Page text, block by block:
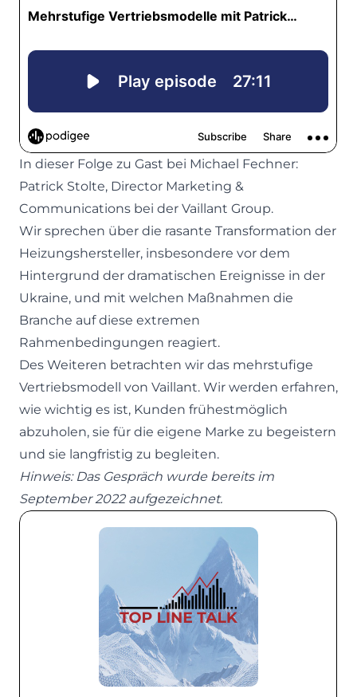
In dieser Folge zu Gast bei Michael Fechner:
Patrick Stolte, Director Marketing &
Communications bei der Vaillant Group.
Wir sprechen über die rasante Transformation der
Heizungshersteller, insbesondere vor dem
Hintergrund der dramatischen Ereignisse in der
Ukraine, und mit welchen Maßnahmen die
Branche auf diese extremen
Rahmenbedingungen reagiert.
Des Weiteren betrachten wir das mehrstufige
Vertriebsmodell von Vaillant. Wir werden erfahren,
wie wichtig es ist, Kunden frühestmöglich
abzuholen, sie für die eigene Marke zu begeistern
und sie langfristig zu begleiten.
Hinweis: Das Gespräch wurde bereits im
September 2022 aufgezeichnet.